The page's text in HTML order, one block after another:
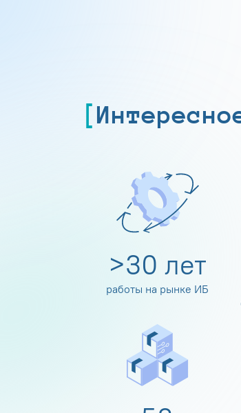
>30 лет
работы на рынке ИБ